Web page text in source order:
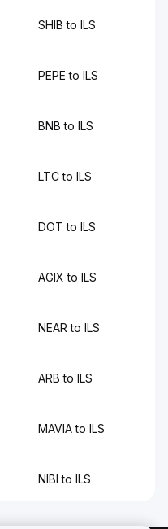
SHIB to ILS
PEPE to ILS
BNB to ILS
LTC to ILS
DOT to ILS
AGIX to ILS
NEAR to ILS
ARB to ILS
MAVIA to ILS
NIBI to ILS